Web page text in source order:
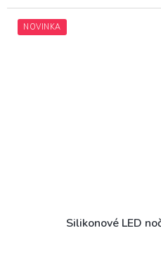
NOVINKA
Silikonové LED